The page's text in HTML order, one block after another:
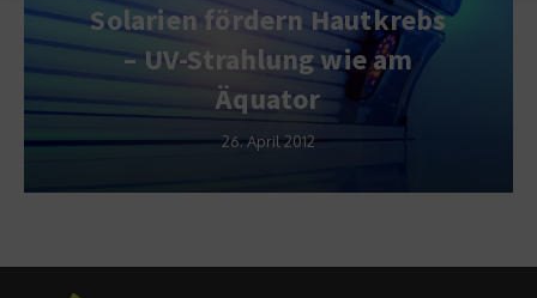
Solarien fördern Hautkrebs
– UV-Strahlung wie am
Äquator
26. April 2012